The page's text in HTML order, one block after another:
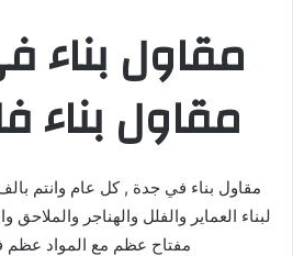
مقاول بناء
مقاول بناء
مقاول بناء في جدة , كل عام وانتم
لبناء العماير والفلل والهناجر
مفتاح عظم مع المواد